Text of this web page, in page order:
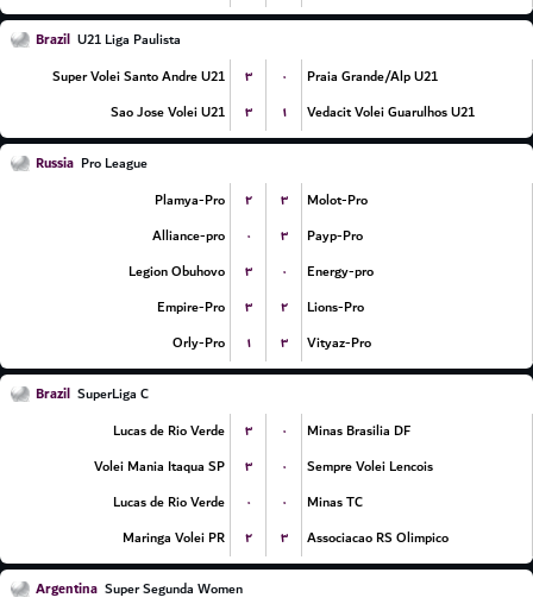
Brazil U21 Liga Paulista
Super Volei Santo Andre U21
۳ ۰
Praia Grande/Alp U21
Sao Jose Volei U21
۳ ۱ Vedacit Volei Guarulhos U21
Russia Pro League
Plamya-Pro
۲ ۳
Molot-Pro
Alliance-pro
۰ ۳
Payp-Pro
Legion Obuhovo
۳ ۰
Energy-pro
Empire-Pro
۳ ۲
Lions-Pro
Orly-Pro
۱ ۳ Vityaz-Pro
Brazil SuperLiga C
Lucas de Rio Verde
۳ ۰
Minas Brasilia DF
Volei Mania Itaqua SP
۳ ۰
Sempre Volei Lencois
Lucas de Rio Verde
۰ ۰
Minas TC
Maringa Volei PR
۲ ۳ Associacao RS Olimpico
Argentina Super Segunda Women